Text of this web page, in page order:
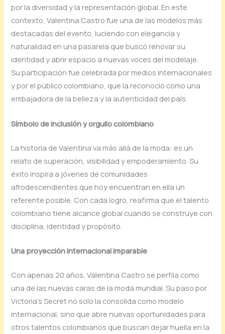
por la diversidad y la representación global. En este
contexto, Valentina Castro fue una de las modelos más
destacadas del evento, luciendo con elegancia y
naturalidad en una pasarela que buscó renovar su
identidad y abrir espacio a nuevas voces del modelaje.
Su participación fue celebrada por medios internacionales
y por el público colombiano, que la reconoció como una
embajadora de la belleza y la autenticidad del país.
Símbolo de inclusión y orgullo colombiano
La historia de Valentina va más allá de la moda: es un
relato de superación, visibilidad y empoderamiento. Su
éxito inspira a jóvenes de comunidades
afrodescendientes que hoy encuentran en ella un
referente posible. Con cada logro, reafirma que el talento
colombiano tiene alcance global cuando se construye con
disciplina, identidad y propósito.
Una proyección internacional imparable
Con apenas 20 años, Valentina Castro se perfila como
una de las nuevas caras de la moda mundial. Su paso por
Victoria’s Secret no solo la consolida como modelo
internacional, sino que abre nuevas oportunidades para
otros talentos colombianos que buscan dejar huella en la